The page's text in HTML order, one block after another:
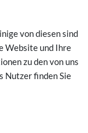
von diesen sind
Website und Ihre
zu den von uns
Nutzer finden Sie